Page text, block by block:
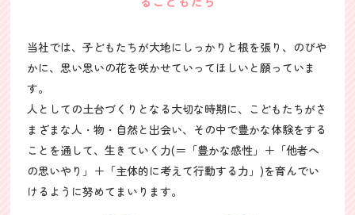
当社では、子どもたちが大地にしっかりと根を張り、のびや
かに、思い思いの花を咲かせていってほしいと願っていま
す。
人としての土台づくりとなる大切な時期に、こどもたちがさ
まざまな人・物・自然と出会い、その中で豊かな体験をする
ことを通して、生きていく力(＝「豊かな感性」＋「他者へ
の思いやり」＋「主体的に考えて行動する力」)を育んでい
けるように努めてまいります。